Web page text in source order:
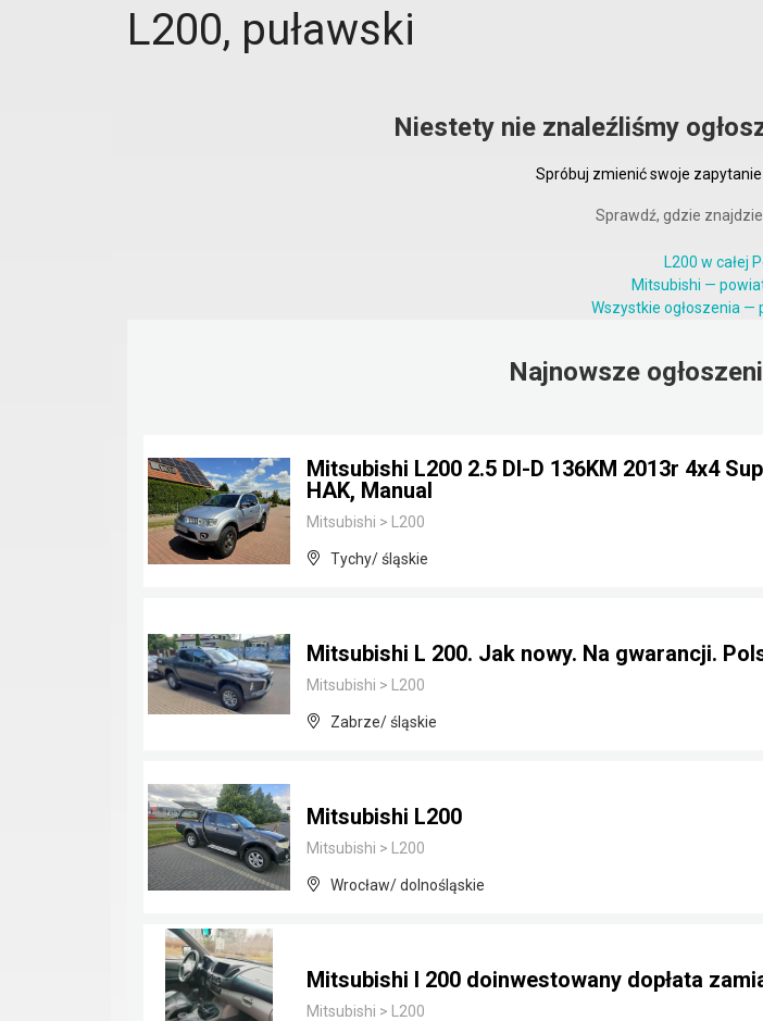
L200, puławski
Niestety nie znaleźliśmy
Spróbuj zmienić swoje
Sprawdź, gdzie
L200 w całej
Mitsubishi —
Wszystkie ogłoszenia —
Najnowsze
Mitsubishi L200 2.5 DI-D 136KM 2013r 4x4
HAK, Manual
Mitsubishi > L200
Tychy/ śląskie
Mitsubishi L 200. Jak nowy. Na gwarancji.
Mitsubishi > L200
Zabrze/ śląskie
Mitsubishi L200
Mitsubishi > L200
Wrocław/ dolnośląskie
Mitsubishi l 200 doinwestowany dopłata
Mitsubishi > L200